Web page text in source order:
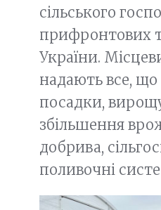
сільського
прифронтових
України.
надають все, що
посадки,
збільшення
добрива,
поливочні